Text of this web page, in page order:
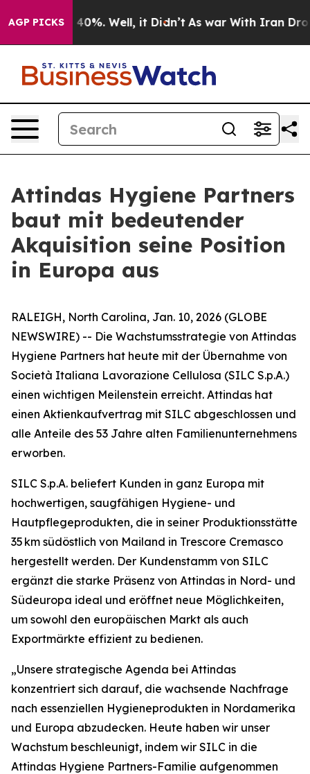
AGP PICKS
Around 40%. Well, it Didn’t As war With Iran Drove
Attindas Hygiene Partners
baut mit bedeutender
Akquisition seine Position
in Europa aus
RALEIGH, North Carolina, Jan. 10, 2026 (GLOBE
NEWSWIRE) -- Die Wachstumsstrategie von Attindas
Hygiene Partners hat heute mit der Übernahme von
Società Italiana Lavorazione Cellulosa (SILC S.p.A.)
einen wichtigen Meilenstein erreicht. Attindas hat
einen Aktienkaufvertrag mit SILC abgeschlossen und
alle Anteile des 53 Jahre alten Familienunternehmens
erworben.
SILC S.p.A. beliefert Kunden in ganz Europa mit
hochwertigen, saugfähigen Hygiene- und
Hautpflegeprodukten, die in seiner Produktionsstätte
35 km südöstlich von Mailand in Trescore Cremasco
hergestellt werden. Der Kundenstamm von SILC
ergänzt die starke Präsenz von Attindas in Nord- und
Südeuropa ideal und eröffnet neue Möglichkeiten,
um sowohl den europäischen Markt als auch
Exportmärkte effizient zu bedienen.
„Unsere strategische Agenda bei Attindas
konzentriert sich darauf, die wachsende Nachfrage
nach essenziellen Hygieneprodukten in Nordamerika
und Europa abzudecken. Heute haben wir unser
Wachstum beschleunigt, indem wir SILC in die
Attindas Hygiene Partners-Familie aufgenommen